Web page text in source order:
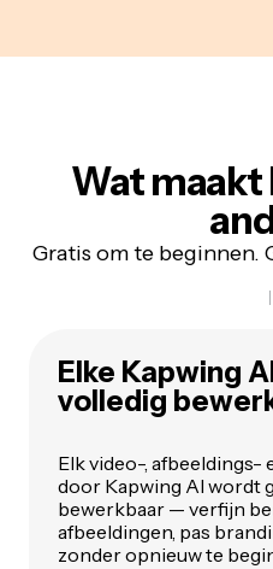
Wat maakt
Gratis om te beginnen.
Elke Kapwing
volledig
Elk video-, afbeeldings-
door Kapwing AI wordt
bewerkbaar — verfijn
afbeeldingen, pas
zonder opnieuw te